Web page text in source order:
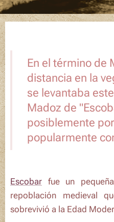
En el término de
distancia en la
se levantaba
Madoz de
posiblemente
popularmente
Escobar fue un
repoblación medieval
sobrevivió a la Edad